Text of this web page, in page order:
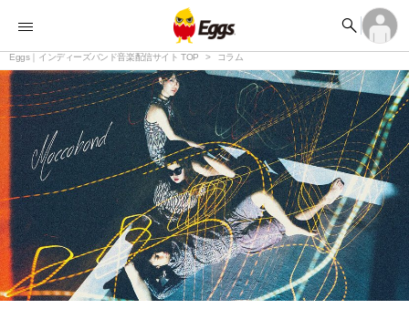


ランキング 
記事 
タイムライン 
ライブ情報 
楽曲アップロード 
ログイン
アカウント登録
ログイン
アカウント登録
Eggs｜インディーズバンド音楽配信サイト TOP コラム